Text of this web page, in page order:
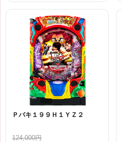
Ｐバキ１９９Ｈ１ＹＺ２
124,000円